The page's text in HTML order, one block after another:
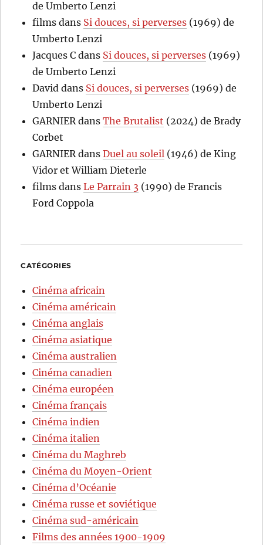
de Umberto Lenzi
films dans Si douces, si perverses (1969) de
Umberto Lenzi
Jacques C dans Si douces, si perverses (1969)
de Umberto Lenzi
David dans Si douces, si perverses (1969) de
Umberto Lenzi
GARNIER dansThe Brutalist (2024) de Brady
Corbet
GARNIER dansDuel au soleil (1946) de King
Vidor et William Dieterle
films dansLe Parrain 3 (1990) de Francis
Ford Coppola
CATÉGORIES
Cinéma africain
Cinéma américain
Cinéma anglais
Cinéma asiatique
Cinéma australien
Cinéma canadien
Cinéma européen
Cinéma français
Cinéma indien
Cinéma italien
Cinéma du Maghreb
Cinéma du Moyen-Orient
Cinéma d’Océanie
Cinéma russe et soviétique
Cinéma sud-américain
Films des années 1900-1909